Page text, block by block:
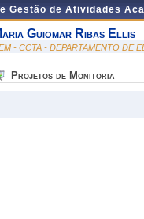
Gestão de Atividades
Guiomar Ribas Ellis
- CCTA - DEPARTAMENTO DE
Projetos de Monitoria